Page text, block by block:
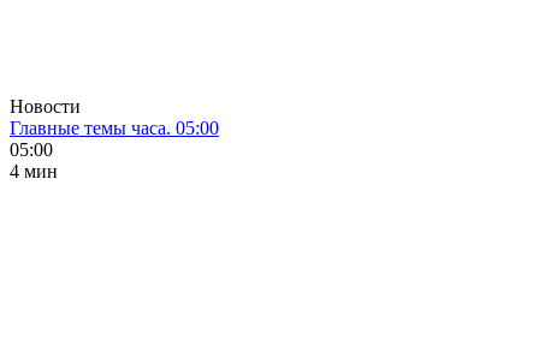
Новости
Главные темы часа. 05:00
05:00
4 мин